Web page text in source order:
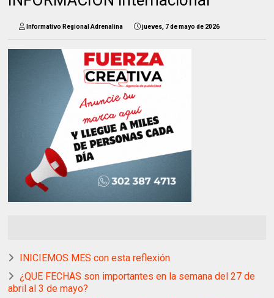
Informativo Regional Adrenalina jueves, 7 de mayo de 2026
INICIEMOS MES con esta reflexión
¿QUE FECHAS son importantes en la semana del 27 de
abril al 3 de mayo?